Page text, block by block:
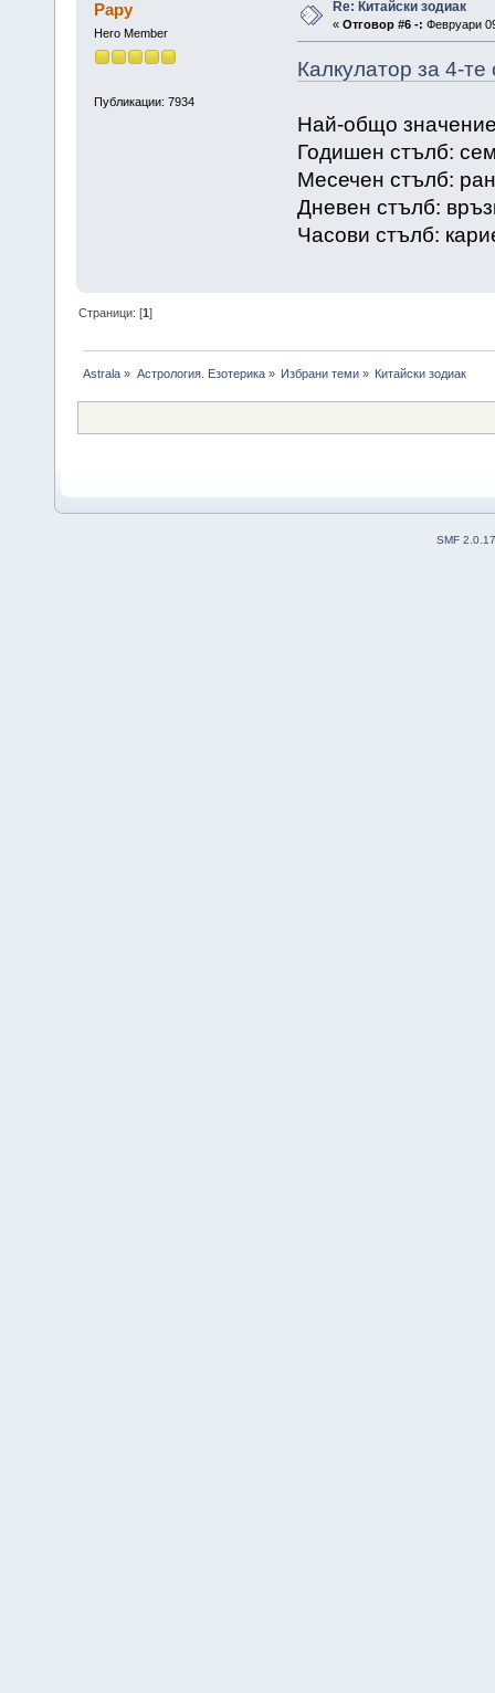
Papy
Hero Member
Публикации: 7934
Re: Китайски зодиак
« Отговор #6 -: Февруари
Калкулатор за 4-
Най-общо
Годишен стълб:
Месечен стълб:
Дневен стълб:
Часови стълб:
Страници: [1]
Astrala » Астрология. Езотерика» Избрани теми» Китайски зодиак
SMF 2.0.17